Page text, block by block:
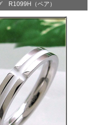
R1099H（ペア）